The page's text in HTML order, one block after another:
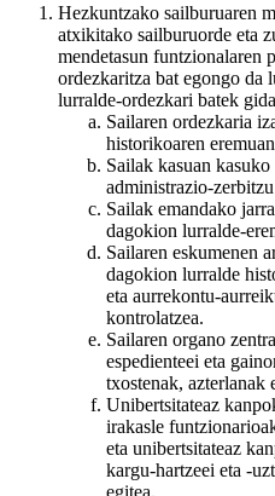
Hezkuntzako sailburuaren
atxikitako sailburuorde eta
mendetasun funtzionalaren
ordezkaritza bat egongo da
lurralde-ordezkari batek
Sailaren ordezkaria
historikoaren
Sailak kasuan
administrazio-
Sailak emandako
dagokion lurralde-
Sailaren eskumenen
dagokion lurralde
eta aurrekontu-
kontrolatzea.
Sailaren organo
espedienteei eta
txostenak, azterlanak
Unibertsitateaz
irakasle
eta unibertsitateaz
kargu-hartzeei eta -
egitea.